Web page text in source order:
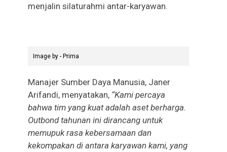
menjalin silaturahmi antar-karyawan.
Image by - Prima
Manajer Sumber Daya Manusia, Janer
Arifandi, menyatakan, “Kami percaya
bahwa tim yang kuat adalah aset berharga.
Outbond tahunan ini dirancang untuk
memupuk rasa kebersamaan dan
kekompakan di antara karyawan kami, yang